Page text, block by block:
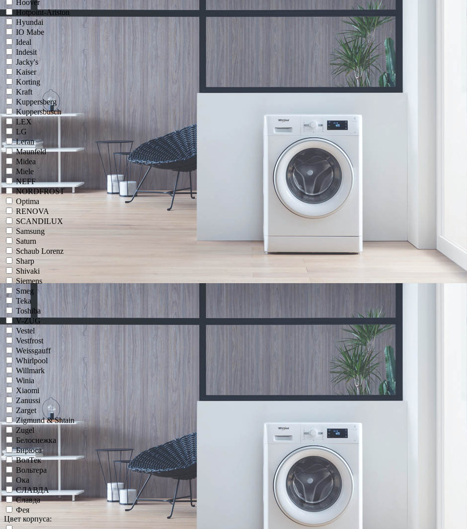
Hoover
Hotpoint-Ariston
Hyundai
IO Mabe
Ideal
Indesit
Jacky's
Kaiser
Korting
Kraft
Kuppersberg
Kuppersbusch
LEX
LG
Leran
Maunfeld
Midea
Miele
NEFF
NORDFROST
Optima
RENOVA
SCANDILUX
Samsung
Saturn
Schaub Lorenz
Sharp
Shivaki
Siemens
Smeg
Teka
Toshiba
V-ZUG
Vestel
Vestfrost
Weissgauff
Whirlpool
Willmark
Winia
Xiaomi
Zanussi
Zarget
Zigmund & Shtain
Zugel
Белоснежка
Бирюса
ВолТек
Вольтера
Ока
СЛАВДА
Славда
Фея
Цвет корпуса: